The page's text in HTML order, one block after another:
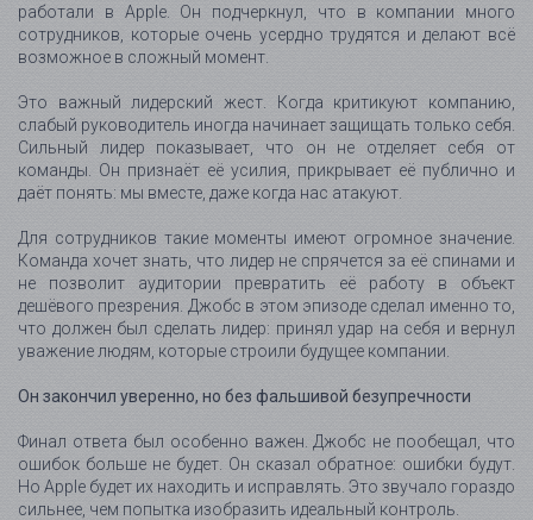
работали в Apple. Он подчеркнул, что в компании много
сотрудников, которые очень усердно трудятся и делают всё
возможное в сложный момент.
Это важный лидерский жест. Когда критикуют компанию,
слабый руководитель иногда начинает защищать только себя.
Сильный лидер показывает, что он не отделяет себя от
команды. Он признаёт её усилия, прикрывает её публично и
даёт понять: мы вместе, даже когда нас атакуют.
Для сотрудников такие моменты имеют огромное значение.
Команда хочет знать, что лидер не спрячется за её спинами и
не позволит аудитории превратить её работу в объект
дешёвого презрения. Джобс в этом эпизоде сделал именно то,
что должен был сделать лидер: принял удар на себя и вернул
уважение людям, которые строили будущее компании.
Он закончил уверенно, но без фальшивой безупречности
Финал ответа был особенно важен. Джобс не пообещал, что
ошибок больше не будет. Он сказал обратное: ошибки будут.
Но Apple будет их находить и исправлять. Это звучало гораздо
сильнее, чем попытка изобразить идеальный контроль.